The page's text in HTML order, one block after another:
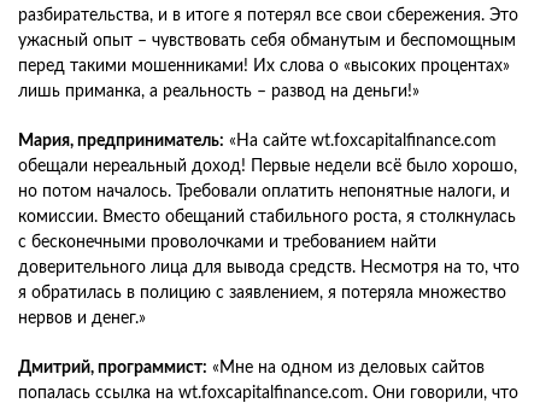
разбирательства, и в итоге я потерял все свои сбережения. Это
ужасный опыт – чувствовать себя обманутым и беспомощным
перед такими мошенниками! Их слова о «высоких процентах»
лишь приманка, а реальность – развод на деньги!»
Мария, предприниматель: «На сайте wt.foxcapitalfinance.com
обещали нереальный доход! Первые недели всё было хорошо,
но потом началось. Требовали оплатить непонятные налоги, и
комиссии. Вместо обещаний стабильного роста, я столкнулась
с бесконечными проволочками и требованием найти
доверительного лица для вывода средств. Несмотря на то, что
я обратилась в полицию с заявлением, я потеряла множество
нервов и денег.»
Дмитрий, программист: «Мне на одном из деловых сайтов
попалась ссылка на wt.foxcapitalfinance.com. Они говорили, что